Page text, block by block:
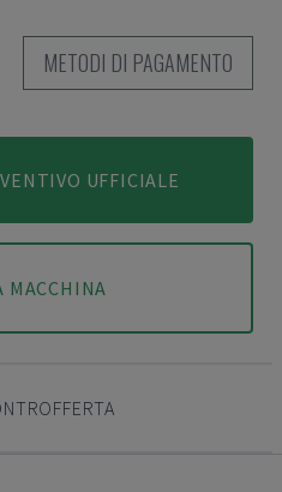
METODI DI PAGAMENTO
UFFICIALE
MACCHINA